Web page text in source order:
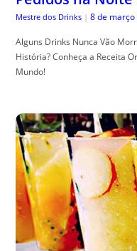
Mestre dos Drinks | 8 de
Alguns Drinks Nunca Vão
História? Conheça a Receita
Mundo!